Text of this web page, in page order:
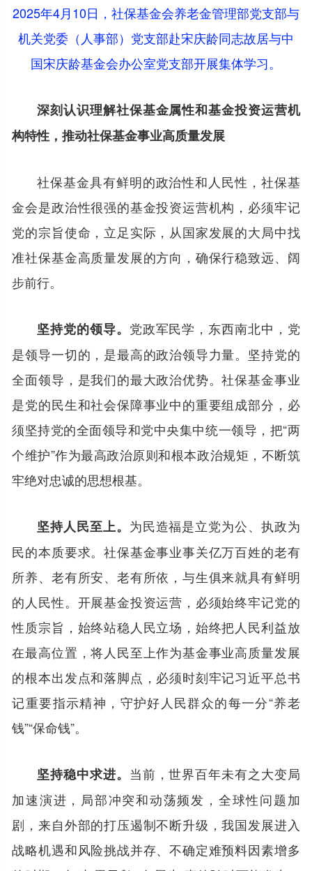
2025年4月10日，社保基金会养老金管理部党支部与
机关党委（人事部）党支部赴宋庆龄同志故居与中
国宋庆龄基金会办公室党支部开展集体学习。
深刻认识理解社保基金属性和基金投资运营机
构特性，推动社保基金事业高质量发展
社保基金具有鲜明的政治性和人民性，社保基
金会是政治性很强的基金投资运营机构，必须牢记
党的宗旨使命，立足实际，从国家发展的大局中找
准社保基金高质量发展的方向，确保行稳致远、阔
步前行。
坚持党的领导。 党政军民学，东西南北中，党
是领导一切的，是最高的政治领导力量。坚持党的
全面领导，是我们的最大政治优势。社保基金事业
是党的民生和社会保障事业中的重要组成部分，必
须坚持党的全面领导和党中央集中统一领导，把“两
个维护”作为最高政治原则和根本政治规矩，不断筑
牢绝对忠诚的思想根基。
坚持人民至上。 为民造福是立党为公、执政为
民的本质要求。社保基金事业事关亿万百姓的老有
所养、老有所安、老有所依，与生俱来就具有鲜明
的人民性。开展基金投资运营，必须始终牢记党的
性质宗旨，始终站稳人民立场，始终把人民利益放
在最高位置，将人民至上作为基金事业高质量发展
的根本出发点和落脚点，必须时刻牢记习近平总书
记重要指示精神，守护好人民群众的每一分“养老
钱”“保命钱”。
坚持稳中求进。 当前，世界百年未有之大变局
加速演进，局部冲突和动荡频发，全球性问题加
剧，来自外部的打压遏制不断升级，我国发展进入
战略机遇和风险挑战并存、不确定难预料因素增多